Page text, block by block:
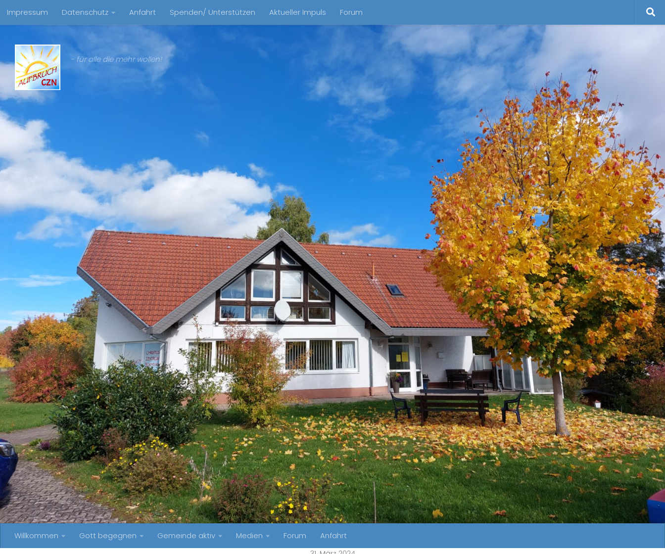
Zum Inhalt springen
Impressum Datenschutz Anfahrt Spenden/ Unterstützen Aktueller Impuls Forum
- für alle die mehr wollen!
Willkommen Gott begegnen Gemeinde aktiv Medien Forum Anfahrt